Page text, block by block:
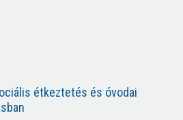
étkeztetés és óvodai